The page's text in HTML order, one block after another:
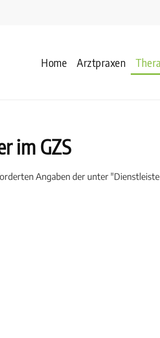
Home Arztpraxen
im GZS
Angaben der unter